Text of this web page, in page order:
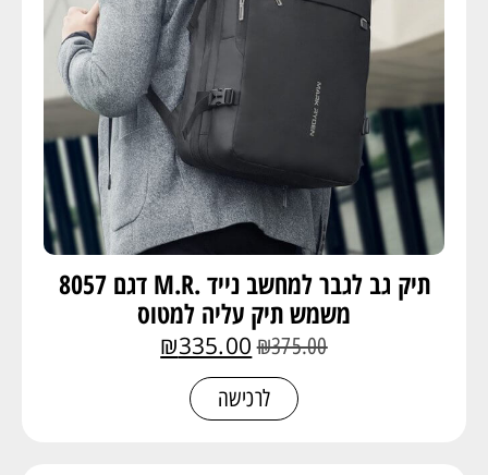
תיק גב לגבר למחשב נייד .M.R דגם 8057
משמש תיק עליה למטוס
₪375.00
₪335.00
לרכישה